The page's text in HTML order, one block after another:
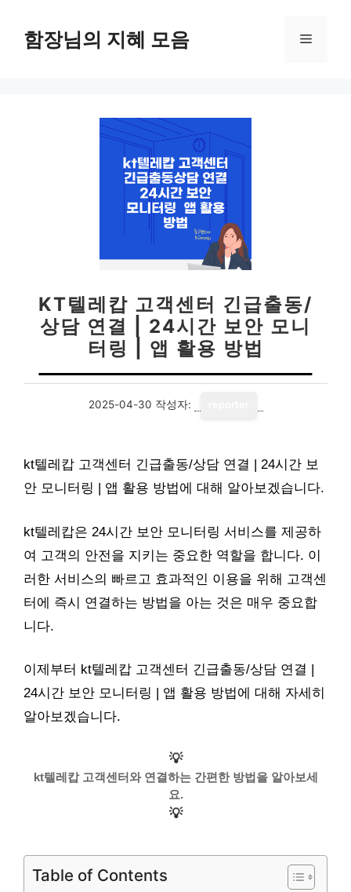
함장님의 지혜 모음 메
KT텔레캅 고객센터 긴급출동/
상담 연결 | 24시간 보안 모니
터링 | 앱 활용 방법
2025-04-30 작성자:
kt텔레캅 고객센터 긴급출동/상담 연결 | 24시간 보
안 모니터링 | 앱 활용 방법에 대해 알아보겠습니다.
kt텔레캅은 24시간 보안 모니터링 서비스를 제공하
여 고객의 안전을 지키는 중요한 역할을 합니다. 이
러한 서비스의 빠르고 효과적인 이용을 위해 고객센
터에 즉시 연결하는 방법을 아는 것은 매우 중요합
니다.
이제부터 kt텔레캅 고객센터 긴급출동/상담 연결 |
24시간 보안 모니터링 | 앱 활용 방법에 대해 자세히
알아보겠습니다.
💡
kt텔레캅 고객센터와 연결하는 간편한 방법을 알아보세
요.
💡
Table of Contents